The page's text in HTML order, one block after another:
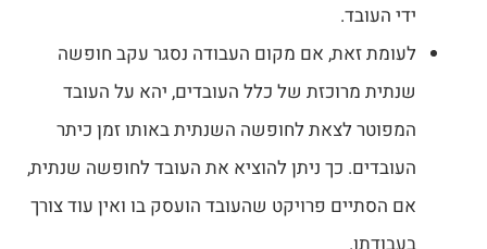
ידי העובד.
לעומת זאת, אם מקום העבודה נסגר עקב חופשה
שנתית מרוכזת של כלל העובדים, יהא על העובד
המפוטר לצאת לחופשה השנתית באותו זמן כיתר
העובדים. כך ניתן להוציא את העובד לחופשה שנתית,
אם הסתיים פרויקט שהעובד הועסק בו ואין עוד צורך